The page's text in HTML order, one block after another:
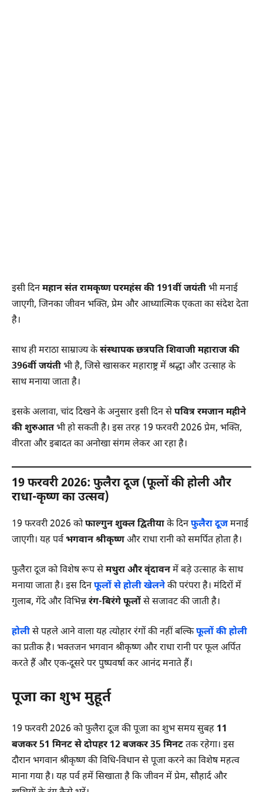
इसी दिनमहान संत रामकृष्ण परमहंस की 191वीं जयंतीभी मनाई
जाएगी, जिनका जीवन भक्ति, प्रेम और आध्यात्मिक एकता का संदेश देता
है।
साथ ही मराठा साम्राज्य केसंस्थापक छत्रपति शिवाजी महाराज की
396वीं जयंतीभी है, जिसे खासकर महाराष्ट्र में श्रद्धा और उत्साह के
साथ मनाया जाता है।
इसके अलावा, चांद दिखने के अनुसार इसी दिन सेपवित्र रमजान महीने
की शुरुआतभी हो सकती है। इस तरह 19 फरवरी 2026 प्रेम, भक्ति,
वीरता और इबादत का अनोखा संगम लेकर आ रहा है।
19 फरवरी 2026: फुलैरा दूज (फूलों की होली और
राधा-कृष्ण का उत्सव)
19 फरवरी 2026 कोफाल्गुन शुक्ल द्वितीयाके दिनफुलैरा दूजमनाई
जाएगी। यह पर्वभगवान श्रीकृष्णऔर राधा रानी को समर्पित होता है।
फुलैरा दूज को विशेष रूप सेमथुरा और वृंदावनमें बड़े उत्साह के साथ
मनाया जाता है। इस दिनफूलों से होली खेलनेकी परंपरा है। मंदिरों में
गुलाब, गेंदे और विभिन्नरंग-बिरंगे फूलोंसे सजावट की जाती है।
होलीसे पहले आने वाला यह त्योहार रंगों की नहीं बल्किफूलों की होली
का प्रतीक है। भक्तजन भगवान श्रीकृष्ण और राधा रानी पर फूल अर्पित
करते हैं और एक-दूसरे पर पुष्पवर्षा कर आनंद मनाते हैं।
पूजा का शुभ मुहूर्त
19 फरवरी 2026 को फुलैरा दूज की पूजा का शुभ समय सुबह 11
बजकर 51 मिनट से दोपहर 12 बजकर 35 मिनटतक रहेगा। इस
दौरान भगवान श्रीकृष्ण की विधि-विधान से पूजा करने का विशेष महत्व
माना गया है। यह पर्व हमें सिखाता है कि जीवन में प्रेम, सौहार्द और